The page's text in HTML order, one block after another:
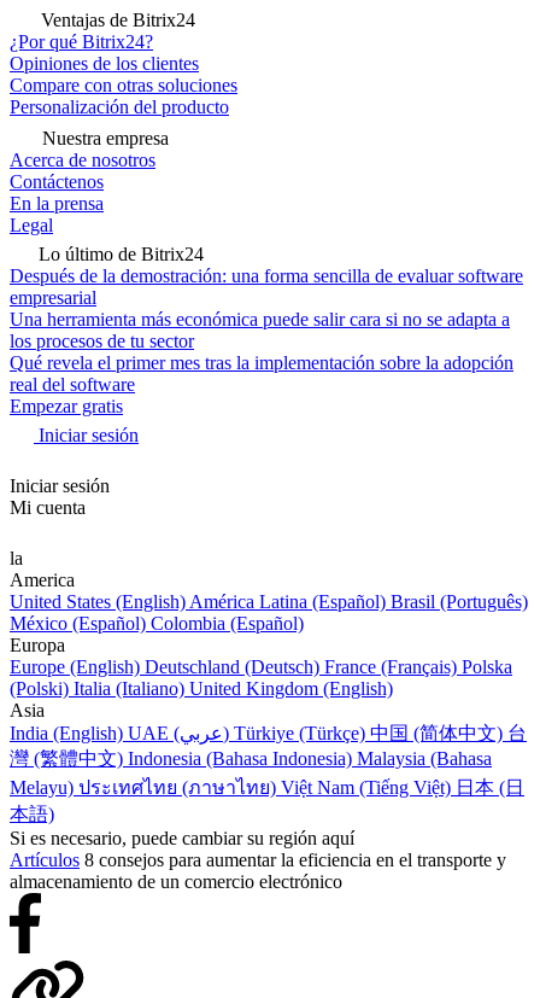
Ventajas de Bitrix24
¿Por qué Bitrix24?
Opiniones de los clientes
Compare con otras soluciones
Personalización del producto
Nuestra empresa
Acerca de nosotros
Contáctenos
En la prensa
Legal
Lo último de Bitrix24
Después de la demostración: una forma sencilla de evaluar software
empresarial
Una herramienta más económica puede salir cara si no se adapta a
los procesos de tu sector
Qué revela el primer mes tras la implementación sobre la adopción
real del software
Empezar gratis
Iniciar sesión
Iniciar sesión
Mi cuenta
la
America
United States (English) América Latina (Español) Brasil (Português)
México (Español) Colombia (Español)
Europa
Europe (English) Deutschland (Deutsch) France (Français) Polska
(Polski) Italia (Italiano) United Kingdom (English)
Asia
India (English)
UAE (عربي) Türkiye (Türkçe) 中国 (简体中文) 台
灣 (繁體中文) Indonesia (Bahasa Indonesia) Malaysia (Bahasa
Melayu) ประเทศไทย (ภาษาไทย) Việt Nam (Tiếng Việt) 日本 (日
本語)
Si es necesario, puede cambiar su región aquí
Artículos 8 consejos para aumentar la eficiencia en el transporte y
almacenamiento de un comercio electrónico